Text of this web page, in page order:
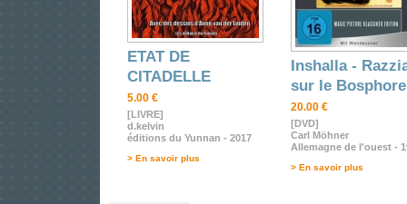
ETAT DE
CITADELLE
5.00 €
[LIVRE]
d.kelvin
éditions du Yunnan - 2017
> En savoir plus
Inshalla -
sur le Bosphore
20.00 €
[DVD]
Carl Möhner
Allemagne de l'ouest -
> En savoir plus